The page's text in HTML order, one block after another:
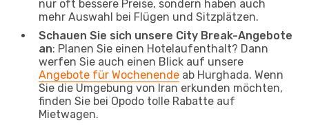
nur oft bessere Preise, sondern haben auch
mehr Auswahl bei Flügen und Sitzplätzen.
Schauen Sie sich unsere City Break-Angebote
an: Planen Sie einen Hotelaufenthalt? Dann
werfen Sie auch einen Blick auf unsere
Angebote für Wochenende ab Hurghada. Wenn
Sie die Umgebung von Iran erkunden möchten,
finden Sie bei Opodo tolle Rabatte auf
Mietwagen.